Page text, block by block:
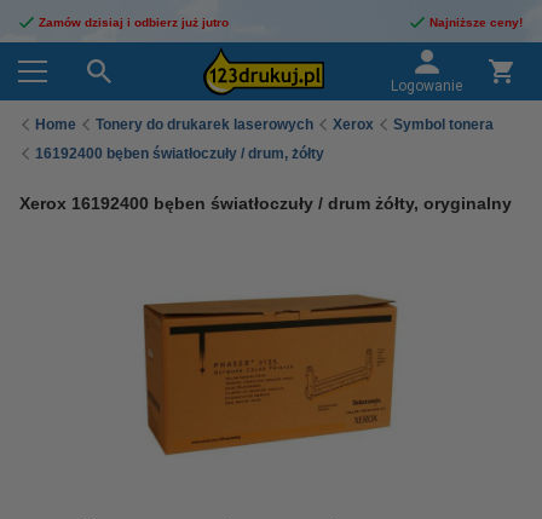
Zamów dzisiaj i odbierz już jutro Najniższe ceny!
Logowanie
Home Tonery do drukarek laserowych Xerox
Symbol tonera
16192400 bęben światłoczuły / drum, żółty
Xerox 16192400 bęben światłoczuły / drum żółty, oryginalny